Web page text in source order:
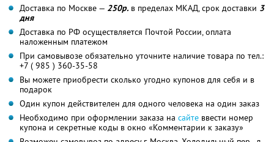
Доставка по Москве — 250р. в пределах МКАД, срок доставки 3
дня
Доставка по РФ осуществляется Почтой России, оплата
наложенным платежом
При самовывозе обязательно уточните наличие товара по тел.:
+7 ( 985 ) 360-35-58
Вы можете приобрести сколько угодно купонов для себя и в
подарок
Один купон действителен для одного человека на один заказ
Необходимо при оформлении заказа на сайте ввести номер
купона и секретные коды в окно «Комментарии к заказу»